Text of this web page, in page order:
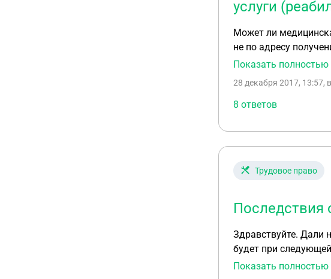
услуги
Может ли
не по адресу
Есть мед
Показать полностью
28 декабря 2017, 13:57,
8 ответов
Трудовое право
Последствия
Здравствуйте. Дали направление на
будет при следующей явке в центр занятости? 2.
ли я сразу написать отказ и не ездить? 3. Если я напишу
Показать полностью